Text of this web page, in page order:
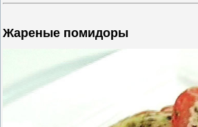
Жареные помидоры